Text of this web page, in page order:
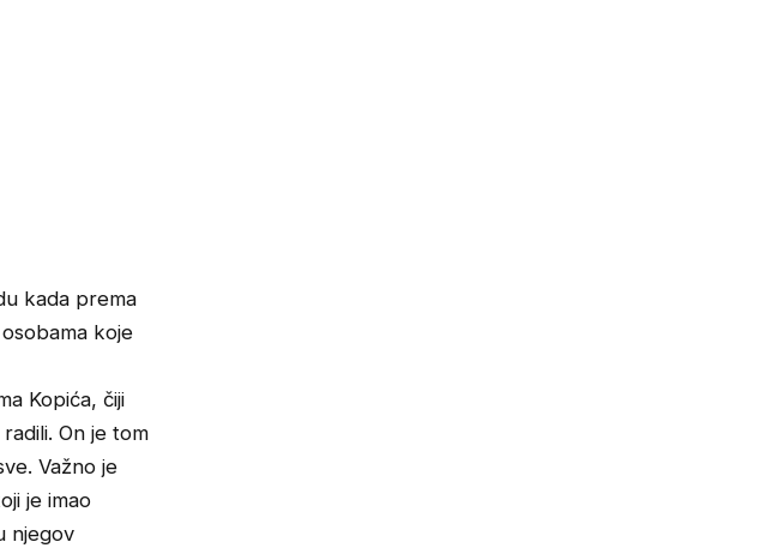
kada prema
koje
Kopića, čiji
On je tom
Važno je
je imao
njegov